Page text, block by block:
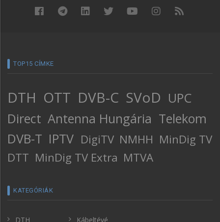
TOP15 CÍMKE
DTH OTT DVB-C SVoD UPC
Direct Antenna Hungária Telekom
DVB-T IPTV DigiTV NMHH MinDig TV
DTT MinDig TV Extra MTVA
KATEGÓRIÁK
DTH Kábeltévé